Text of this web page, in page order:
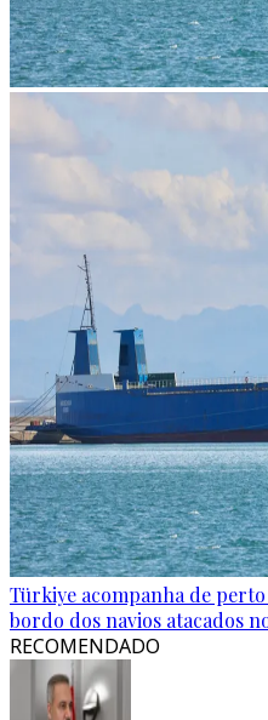
Türkiye acompanha de perto
bordo dos navios atacados
RECOMENDADO